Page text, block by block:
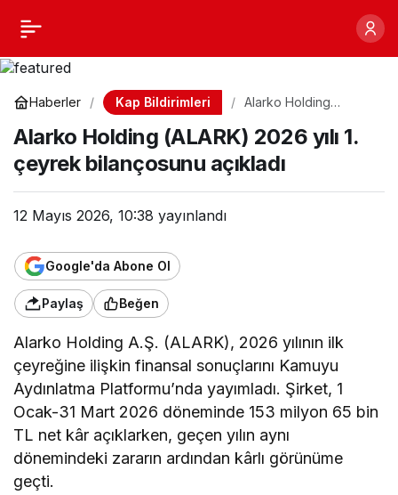
Haberler Kap Bildirimleri
Alarko Holding
çeyrek bilançosunu
açıkladı
Alarko Holding (ALARK) 2026 yılı 1.
çeyrek bilançosunu açıkladı
12 Mayıs 2026, 10:38 yayınlandı
Google'da Abone Ol
Paylaş Beğen
Alarko Holding A.Ş. (ALARK), 2026 yılının ilk
çeyreğine ilişkin finansal sonuçlarını Kamuyu
Aydınlatma Platformu’nda yayımladı. Şirket, 1
Ocak-31 Mart 2026 döneminde 153 milyon 65 bin
TL net kâr açıklarken, geçen yılın aynı
dönemindeki zararın ardından kârlı görünüme
geçti.
Alarko Holding (ALARK)
2026 yılı 1. çeyrek
Paylaş